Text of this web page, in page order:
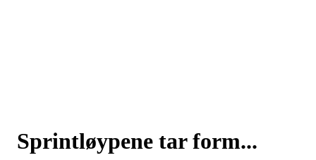
Sprintløypene tar form...